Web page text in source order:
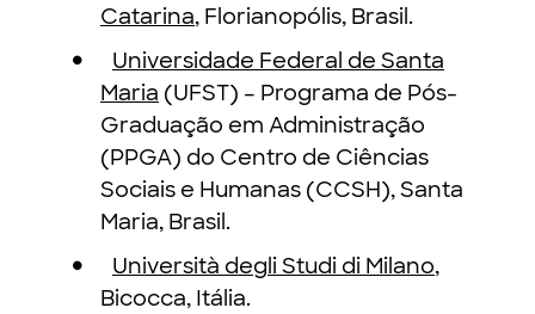
Catarina, Florianopólis, Brasil.
Universidade Federal de Santa
Maria (UFST) – Programa de Pós-
Graduação em Administração
(PPGA) do Centro de Ciências
Sociais e Humanas (CCSH), Santa
Maria, Brasil.
Università degli Studi di Milano,
Bicocca, Itália.